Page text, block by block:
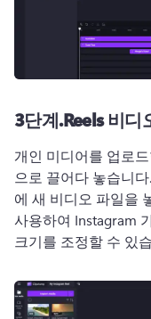
3단계.Reels 비디
개인 미디어를 업로
으로 끌어다 놓습니다.
에 새 비디오 파일을
사용하여 Instagram
크기를 조정할 수 있